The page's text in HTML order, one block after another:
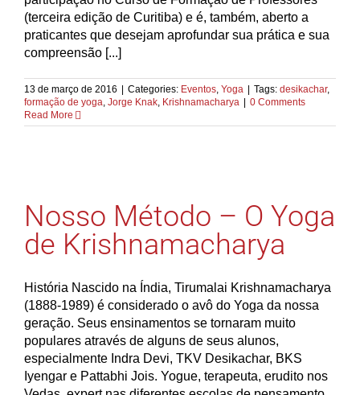
(terceira edição de Curitiba) e é, também, aberto a
praticantes que desejam aprofundar sua prática e sua
compreensão [...]
13 de março de 2016 Categories: Eventos, Yoga Tags: desikachar,
formação de yoga, Jorge Knak, Krishnamacharya
0 Comments
Read More
Nosso Método – O Yoga
de Krishnamacharya
História Nascido na Índia, Tirumalai Krishnamacharya
(1888-1989) é considerado o avô do Yoga da nossa
geração. Seus ensinamentos se tornaram muito
populares através de alguns de seus alunos,
especialmente Indra Devi, TKV Desikachar, BKS
Iyengar e Pattabhi Jois. Yogue, terapeuta, erudito nos